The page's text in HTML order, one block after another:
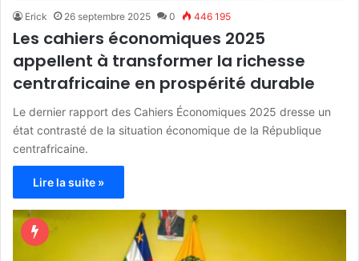
Erick 26 septembre 2025 0 446 195
Les cahiers économiques 2025
appellent à transformer la richesse
centrafricaine en prospérité durable
Le dernier rapport des Cahiers Économiques 2025 dresse un
état contrasté de la situation économique de la République
centrafricaine.
Lire la suite »